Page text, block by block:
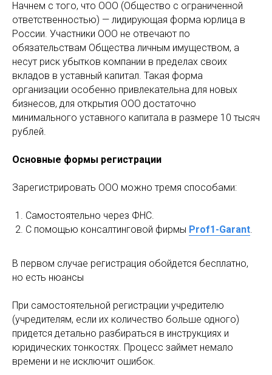
Начнем с того, что ООО (Общество с ограниченной
ответственностью) — лидирующая форма юрлица в
России. Участники ООО не отвечают по
обязательствам Общества личным имуществом, а
несут риск убытков компании в пределах своих
вкладов в уставный капитал. Такая форма
организации особенно привлекательна для новых
бизнесов, для открытия ООО достаточно
минимального уставного капитала в размере 10 тысяч
рублей.
Основные формы регистрации
Зарегистрировать ООО можно тремя способами:
Самостоятельно через ФНС.
С помощью консалтинговой фирмы Prof1-Garant.
В первом случае регистрация обойдется бесплатно,
но есть нюансы
При самостоятельной регистрации учредителю
(учредителям, если их количество больше одного)
придется детально разбираться в инструкциях и
юридических тонкостях. Процесс займет немало
времени и не исключит ошибок.